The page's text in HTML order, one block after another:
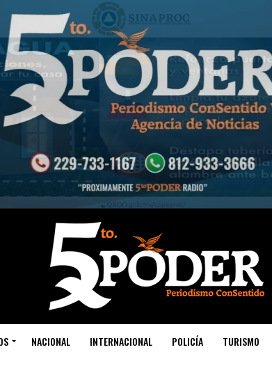
NACIONAL INTERNACIONAL POLICÍA TURISMO